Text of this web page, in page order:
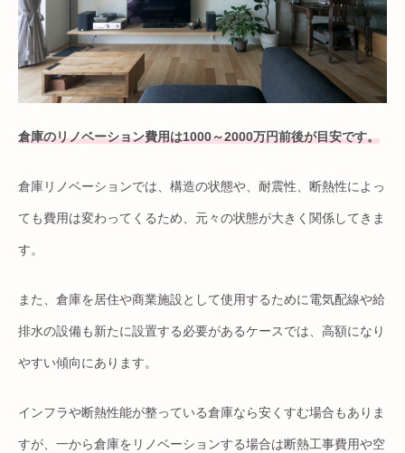
倉庫のリノベーション費用は1000～2000万円前後が目安です。
倉庫リノベーションでは、構造の状態や、耐震性、断熱性によっ
ても費用は変わってくるため、元々の状態が大きく関係してきま
す。
また、倉庫を居住や商業施設として使用するために電気配線や給
排水の設備も新たに設置する必要があるケースでは、高額になり
やすい傾向にあります。
インフラや断熱性能が整っている倉庫なら安くすむ場合もありま
すが、一から倉庫をリノベーションする場合は断熱工事費用や空